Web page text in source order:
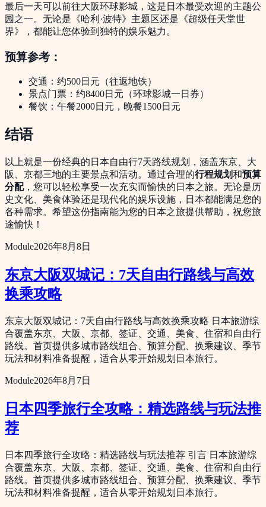
最后一天可以前往大阪环球影城，这是日本最受欢迎的主题公
园之一。无论是《哈利·波特》主题区还是《超级任天堂世
界》，都能让您体验到独特的娱乐魅力。
预算参考：
交通：约500日元（往返地铁）
景点门票：约8400日元（环球影城一日券）
餐饮：午餐2000日元，晚餐1500日元
结语
以上就是一份经典的日本自由行7天路线规划，涵盖东京、大
阪、京都三地的主要景点和活动。通过合理的行程规划和预算
分配，您可以轻松享受一次充实而愉快的日本之旅。无论是历
史文化、美食体验还是现代化的娱乐设施，日本都能满足您的
各种需求。希望这份指南能为您的日本之旅提供帮助，祝您旅
途愉快！
Module2026年8月8日
东京大阪双城记：7天自由行路线与高效
换乘攻略
东京大阪双城记：7天自由行路线与高效换乘攻略 日本旅游综
合覆盖东京、大阪、京都、签证、交通、美食、住宿和自由行
路线。首页提供多城市路线组合、预算分配、换乘建议、季节
玩法和材料准备提醒，适合从零开始规划日本旅行。
Module2026年8月7日
日本四季旅行全攻略：精选路线与玩法推
荐
日本四季旅行全攻略：精选路线与玩法推荐 引言 日本旅游综
合覆盖东京、大阪、京都、签证、交通、美食、住宿和自由行
路线。首页提供多城市路线组合、预算分配、换乘建议、季节
玩法和材料准备提醒，适合从零开始规划日本旅行。